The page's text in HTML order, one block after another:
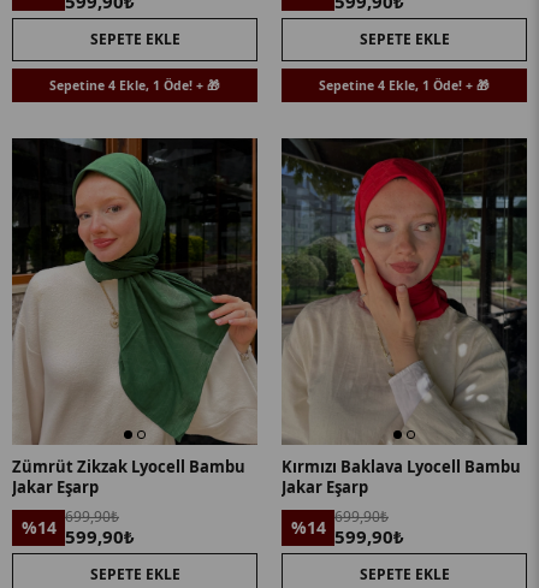
SEPETE EKLE
Sepetine 4 Ekle, 1 Öde! + 🎁
SEPETE EKLE
Sepetine 4 Ekle, 1 Öde! + 🎁
Zümrüt Zikzak Lyocell Bambu
Jakar Eşarp
%14 699,90₺
599,90₺
SEPETE EKLE
Kırmızı Baklava Lyocell Bambu
Jakar Eşarp
%14 699,90₺
599,90₺
SEPETE EKLE